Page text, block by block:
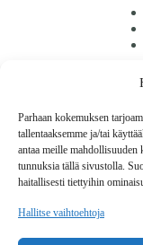
Parhaan kokemuksen
tallentaaksemme ja/tai
antaa meille
tunnuksia tällä sivustolla.
haitallisesti tiettyihin
Hallitse vaihtoehtoja